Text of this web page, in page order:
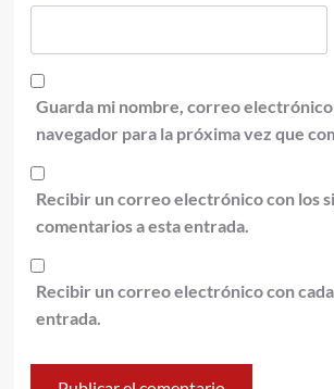
Guarda mi nombre, correo
navegador para la próxima vez que
Recibir un correo electrónico con los
comentarios a esta entrada.
Recibir un correo electrónico con
entrada.